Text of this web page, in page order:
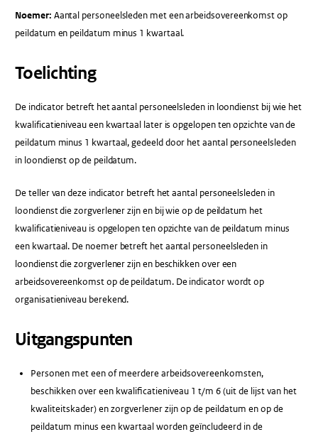
Noemer: Aantal personeelsleden met een arbeidsovereenkomst op
peildatum en peildatum minus 1 kwartaal.
Toelichting
De indicator betreft het aantal personeelsleden in loondienst bij wie het
kwalificatieniveau een kwartaal later is opgelopen ten opzichte van de
peildatum minus 1 kwartaal, gedeeld door het aantal personeelsleden
in loondienst op de peildatum.
De teller van deze indicator betreft het aantal personeelsleden in
loondienst die zorgverlener zijn en bij wie op de peildatum het
kwalificatieniveau is opgelopen ten opzichte van de peildatum minus
een kwartaal. De noemer betreft het aantal personeelsleden in
loondienst die zorgverlener zijn en beschikken over een
arbeidsovereenkomst op de peildatum. De indicator wordt op
organisatieniveau berekend.
Uitgangspunten
Personen met een of meerdere arbeidsovereenkomsten,
beschikken over een kwalificatieniveau 1 t/m 6 (uit de lijst van het
kwaliteitskader) en zorgverlener zijn op de peildatum en op de
peildatum minus een kwartaal worden geïncludeerd in de